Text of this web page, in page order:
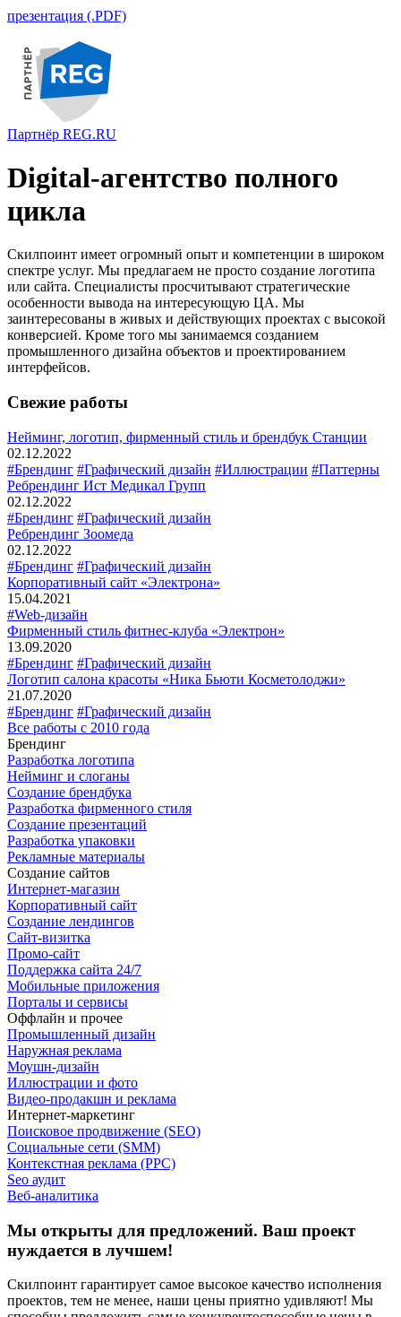
презентация (.PDF)
Партнёр REG.RU
Digital-агентство полного
цикла
Скилпоинт имеет огромный опыт и компетенции в широком
спектре услуг. Мы предлагаем не просто создание логотипа
или сайта. Специалисты просчитывают стратегические
особенности вывода на интересующую ЦА. Мы
заинтересованы в живых и действующих проектах с высокой
конверсией. Кроме того мы занимаемся созданием
промышленного дизайна объектов и проектированием
интерфейсов.
Свежие работы
Нейминг, логотип, фирменный стиль и брендбук Станции
02.12.2022
#Брендинг #Графический дизайн #Иллюстрации #Паттерны
Ребрендинг Ист Медикал Групп
02.12.2022
#Брендинг #Графический дизайн
Ребрендинг Зоомеда
02.12.2022
#Брендинг #Графический дизайн
Корпоративный сайт «Электрона»
15.04.2021
#Web-дизайн
Фирменный стиль фитнес-клуба «Электрон»
13.09.2020
#Брендинг #Графический дизайн
Логотип салона красоты «Ника Бьюти Косметолоджи»
21.07.2020
#Брендинг #Графический дизайн
Все работы с 2010 года
Брендинг
Разработка логотипа
Нейминг и слоганы
Создание брендбука
Разработка фирменного стиля
Создание презентаций
Разработка упаковки
Рекламные материалы
Создание сайтов
Интернет-магазин
Корпоративный сайт
Создание лендингов
Сайт-визитка
Промо-сайт
Поддержка сайта 24/7
Мобильные приложения
Порталы и сервисы
Оффлайн и прочее
Промышленный дизайн
Наружная реклама
Моушн-дизайн
Иллюстрации и фото
Видео-продакшн и реклама
Интернет-маркетинг
Поисковое продвижение (SEO)
Социальные сети (SMM)
Контекстная реклама (PPC)
Seo аудит
Веб-аналитика
Мы открыты для предложений. Ваш проект
нуждается в лучшем!
Скилпоинт гарантирует самое высокое качество исполнения
проектов, тем не менее, наши цены приятно удивляют! Мы